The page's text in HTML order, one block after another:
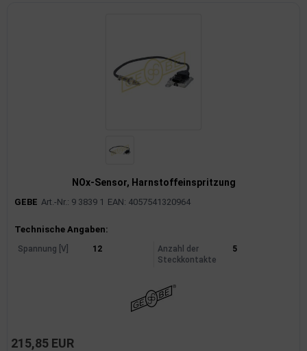
NOx-Sensor, Harnstoffeinspritzung
GEBE Art.-Nr.: 9 3839 1 EAN: 4057541320964
Produktinformationen
Technische Angaben:
Spannung [V] 12
Anzahl der
Steckkontakte
5
215,85 EUR
Verbrauchsmaterial
Reifen